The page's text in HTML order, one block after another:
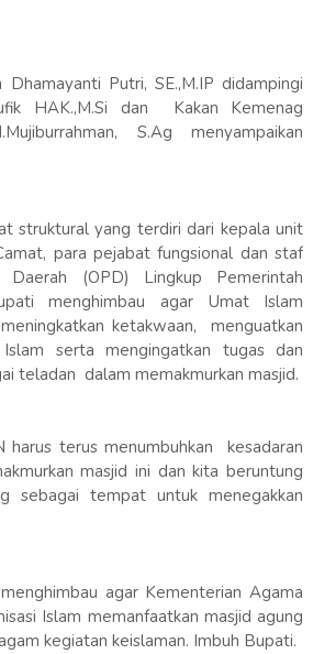
Putri, SE.,M.IP didampingi
HAK.,M.Si dan Kakan Kemenag
S.Ag menyampaikan
struktural yang terdiri dari kepala unit
para pejabat fungsional dan staf
Daerah (OPD) Lingkup Pemerintah
menghimbau agar Umat Islam
ketakwaan, menguatkan
serta mengingatkan tugas dan
teladan dalam memakmurkan masjid.
harus terus menumbuhkan kesadaran
masjid ini dan kita beruntung
sebagai tempat untuk menegakkan
agar Kementerian Agama
Islam memanfaatkan masjid agung
kegiatan keislaman. Imbuh Bupati.